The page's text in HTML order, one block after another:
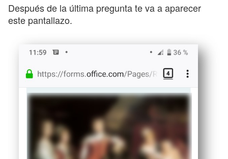
Después de la última pregunta te va a aparecer
este pantallazo.